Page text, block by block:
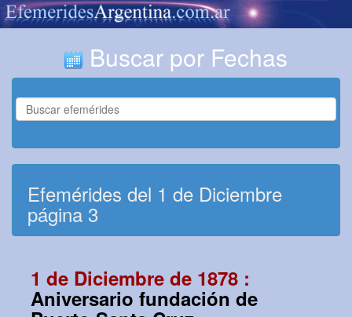
Buscar por Fechas
Efemérides del 1 de Diciembre
página 3
1 de Diciembre de 1878 :
Aniversario fundación de